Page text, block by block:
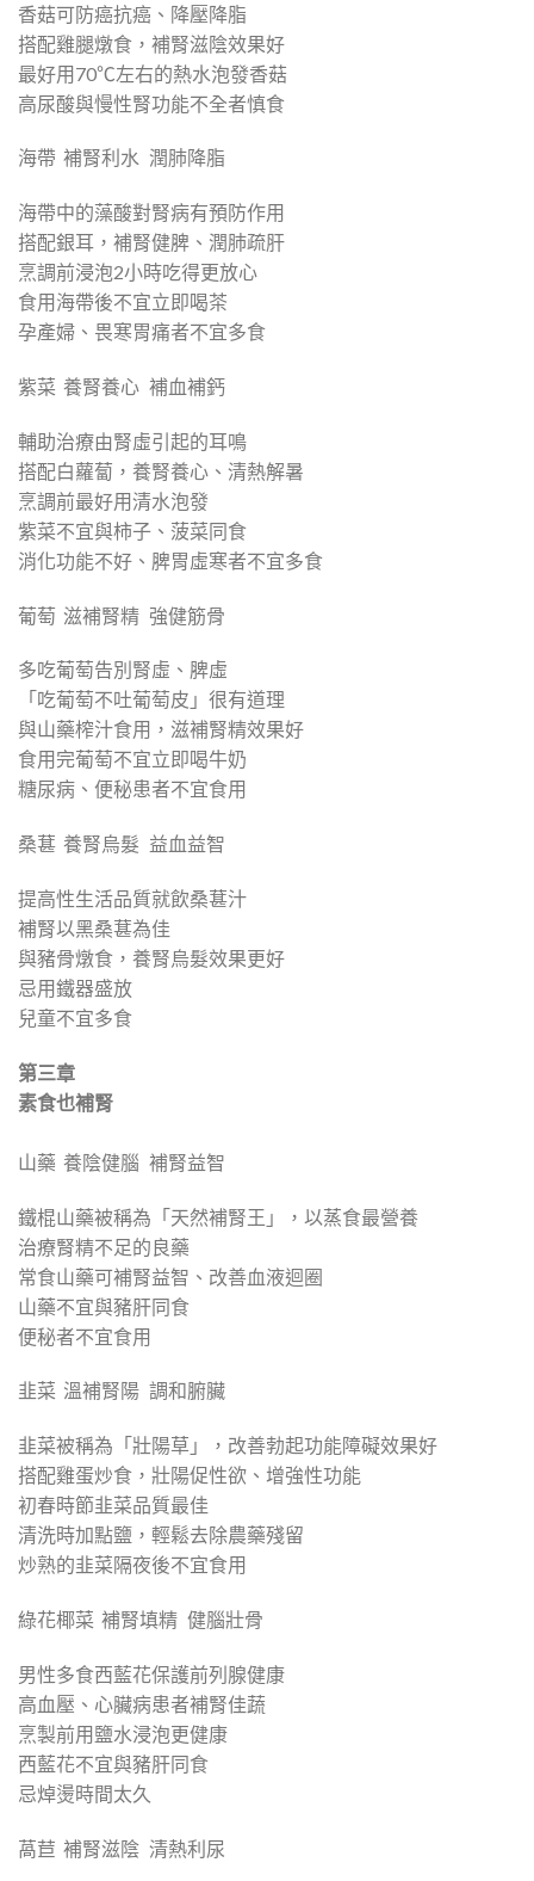
香菇可防癌抗癌、降壓降脂
搭配雞腿燉食，補腎滋陰效果好
最好用70℃左右的熱水泡發香菇
高尿酸與慢性腎功能不全者慎食
海帶 補腎利水 潤肺降脂
海帶中的藻酸對腎病有預防作用
搭配銀耳，補腎健脾、潤肺疏肝
烹調前浸泡2小時吃得更放心
食用海帶後不宜立即喝茶
孕產婦、畏寒胃痛者不宜多食
紫菜 養腎養心 補血補鈣
輔助治療由腎虛引起的耳鳴
搭配白蘿蔔，養腎養心、清熱解暑
烹調前最好用清水泡發
紫菜不宜與柿子、菠菜同食
消化功能不好、脾胃虛寒者不宜多食
葡萄 滋補腎精 強健筋骨
多吃葡萄告別腎虛、脾虛
「吃葡萄不吐葡萄皮」很有道理
與山藥榨汁食用，滋補腎精效果好
食用完葡萄不宜立即喝牛奶
糖尿病、便秘患者不宜食用
桑葚 養腎烏髮 益血益智
提高性生活品質就飲桑葚汁
補腎以黑桑葚為佳
與豬骨燉食，養腎烏髮效果更好
忌用鐵器盛放
兒童不宜多食
第三章
素食也補腎
山藥 養陰健腦 補腎益智
鐵棍山藥被稱為「天然補腎王」，以蒸食最營養
治療腎精不足的良藥
常食山藥可補腎益智、改善血液迴圈
山藥不宜與豬肝同食
便秘者不宜食用
韭菜 溫補腎陽 調和腑臟
韭菜被稱為「壯陽草」，改善勃起功能障礙效果好
搭配雞蛋炒食，壯陽促性欲、增強性功能
初春時節韭菜品質最佳
清洗時加點鹽，輕鬆去除農藥殘留
炒熟的韭菜隔夜後不宜食用
綠花椰菜 補腎填精 健腦壯骨
男性多食西藍花保護前列腺健康
高血壓、心臟病患者補腎佳蔬
烹製前用鹽水浸泡更健康
西藍花不宜與豬肝同食
忌焯燙時間太久
萵苣 補腎滋陰 清熱利尿